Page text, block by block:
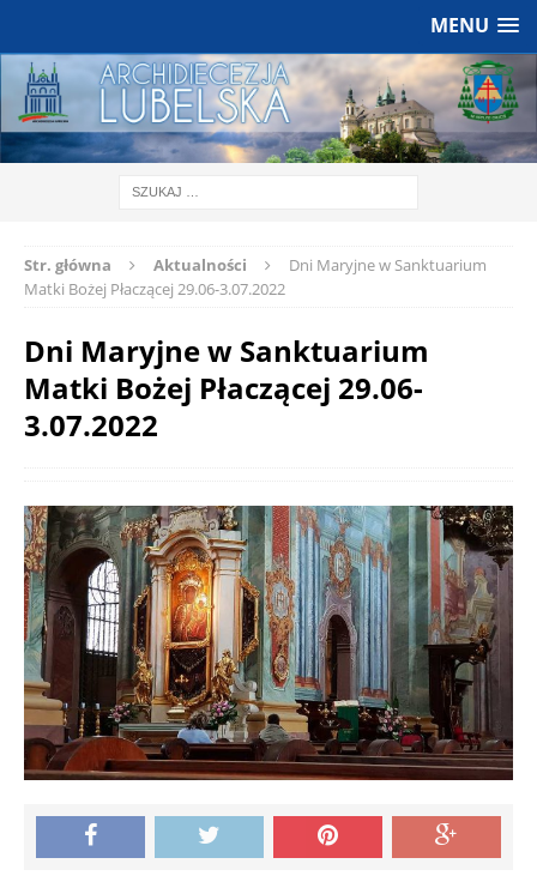
MENU
Str. główna Aktualności
Dni Maryjne w Sanktuarium
Matki Bożej Płaczącej 29.06-3.07.2022
Dni Maryjne w Sanktuarium
Matki Bożej Płaczącej 29.06-
3.07.2022